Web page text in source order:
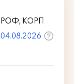
КОРП
04.08.2026